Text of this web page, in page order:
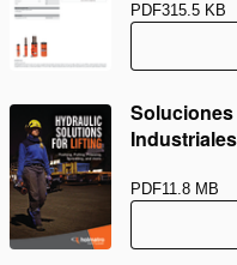
PDF315.5 KB
Industriales
PDF11.8 MB